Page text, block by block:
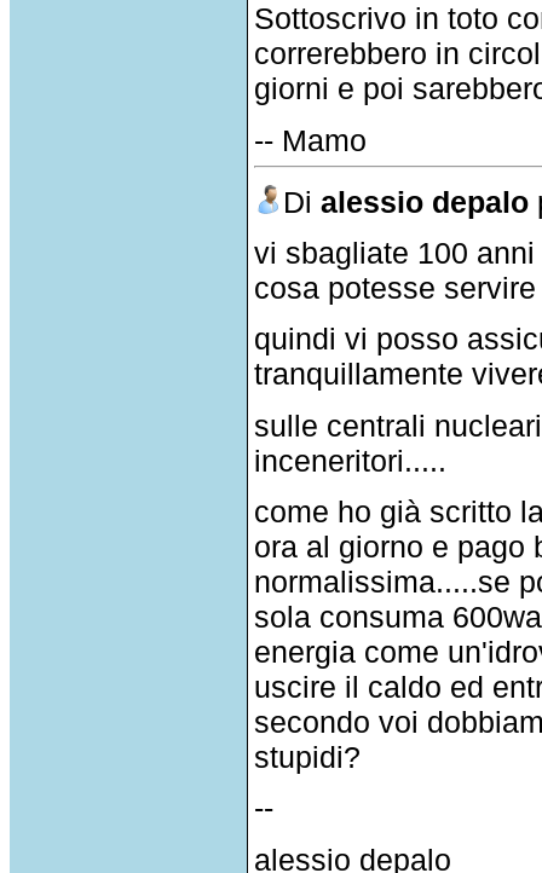
Sottoscrivo in toto
correrebbero in
giorni e poi
-- Mamo
Dialessio depalo
vi sbagliate 100
cosa potesse
quindi vi posso
tranquillamente
sulle centrali
inceneritori.....
come ho già scritto
ora al giorno e pago
normalissima.....se
sola consuma
energia come
uscire il caldo ed
secondo voi
stupidi?
--
alessio depalo